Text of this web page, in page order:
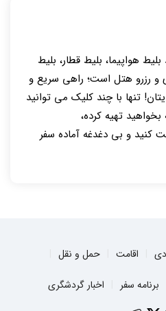
هواپیما، بلیط قطار، بلیط
و رزرو هتل است؛ راهی سریع و
تنها با چند کلیک می توانید
تهیه کرده،
کنید و بی دغدغه آماده سفر
اقامت حمل و نقل
برنامه سفر اخبار گردشگری